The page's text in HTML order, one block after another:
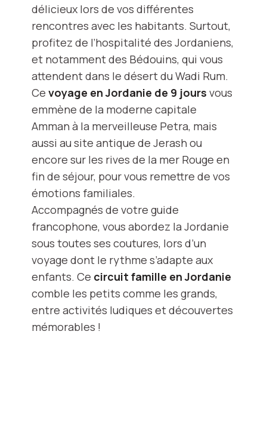
délicieux lors de vos différentes
rencontres avec les habitants. Surtout,
profitez de l’hospitalité des Jordaniens,
et notamment des Bédouins, qui vous
attendent dans le désert du Wadi Rum.
Ce voyage en Jordanie de 9 jours vous
emmène de la moderne capitale
Amman à la merveilleuse Petra, mais
aussi au site antique de Jerash ou
encore sur les rives de la mer Rouge en
fin de séjour, pour vous remettre de vos
émotions familiales.
Accompagnés de votre guide
francophone, vous abordez la Jordanie
sous toutes ses coutures, lors d’un
voyage dont le rythme s’adapte aux
enfants. Ce circuit famille en Jordanie
comble les petits comme les grands,
entre activités ludiques et découvertes
mémorables !